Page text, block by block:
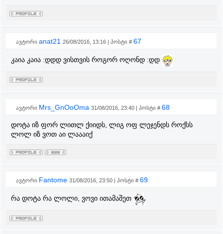
ავტორი anat21 26/08/2016, 13:16 | პოსტი # 67
კაია კაია :დდდ ვისთვის როგორ ოღონდ :დდ
ავტორი Mrs_GnOoOma 31/08/2016, 23:40 | პოსტი # 68
დოტა იზ ფორ ლითლ ქიიდს, ლიგ ოფ ლეჯენდს როქსს
ლოლ იზ ვოთ აი ლაააიქ
ავტორი Fantome 31/08/2016, 23:50 | პოსტი # 69
რა დოტა რა ლოლი, ვოვი ითამაშეთ